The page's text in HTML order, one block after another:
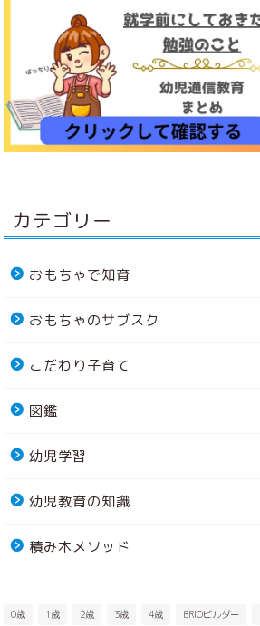
カテゴリー
おもちゃで知育
おもちゃのサブスク
こだわり子育て
図鑑
幼児学習
幼児教育の知識
積み木メソッド
0歳 1歳 2歳 3歳 4歳 BRIOビルダー